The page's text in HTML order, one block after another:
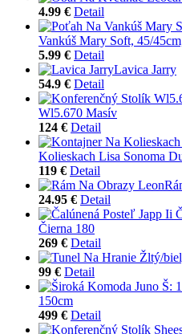
4.99 € Detail
Vankúš Mary Soft, 45/
5.99 € Detail
Lavica Jarry
54.9 € Detail
Wl5.670 Masív
124 € Detail
Kolieskach Lisa Sonoma
119 € Detail
24.95 € Detail
Čierna 180
269 € Detail
99 € Detail
150cm
499 € Detail